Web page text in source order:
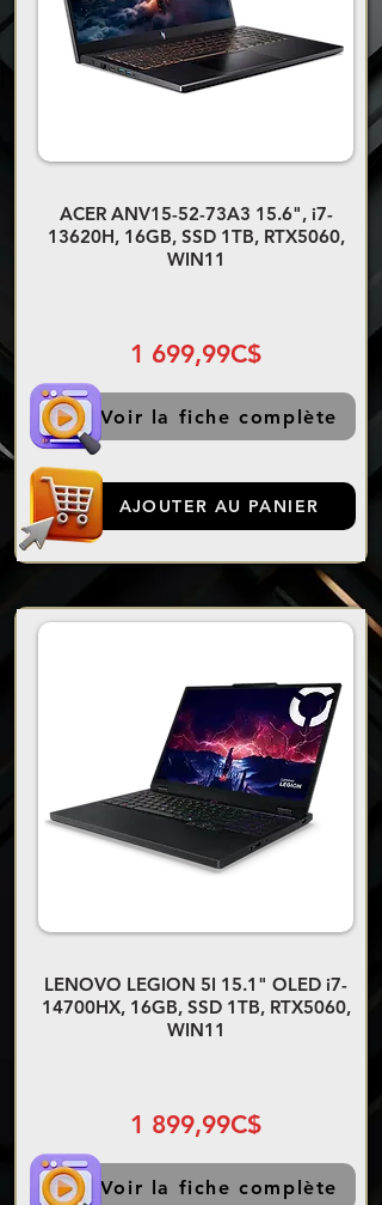
ACER ANV15-52-73A3 15.6", i7-
13620H, 16GB, SSD 1TB, RTX5060,
WIN11
1 699,99C$
Voir la fiche complète
AJOUTER AU PANIER
LENOVO LEGION 5I 15.1" OLED i7-
14700HX, 16GB, SSD 1TB, RTX5060,
WIN11
1 899,99C$
Voir la fiche complète